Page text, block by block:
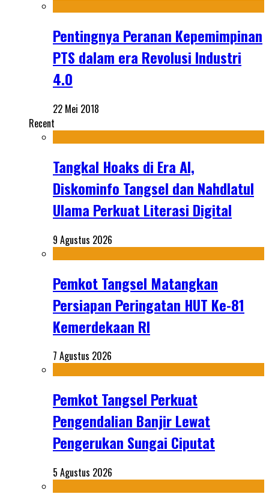
Pentingnya Peranan Kepemimpinan
PTS dalam era Revolusi Industri
4.0
22 Mei 2018
Recent
Tangkal Hoaks di Era AI,
Diskominfo Tangsel dan Nahdlatul
Ulama Perkuat Literasi Digital
9 Agustus 2026
Pemkot Tangsel Matangkan
Persiapan Peringatan HUT Ke-81
Kemerdekaan RI
7 Agustus 2026
Pemkot Tangsel Perkuat
Pengendalian Banjir Lewat
Pengerukan Sungai Ciputat
5 Agustus 2026